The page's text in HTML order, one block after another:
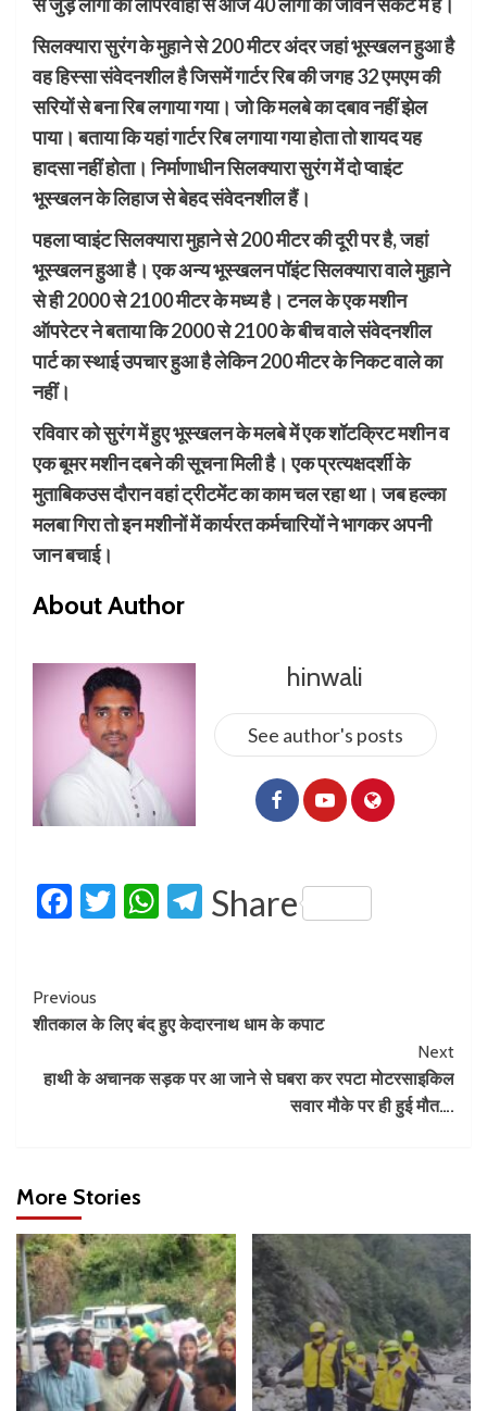
सिलक्यारा सुरंग के मुहाने से 200 मीटर अंदर जहां भूस्खलन हुआ है
वह हिस्सा संवेदनशील है जिसमें गार्टर रिब की जगह 32 एमएम की
सरियों से बना रिब लगाया गया। जो कि मलबे का दबाव नहीं झेल
पाया। बताया कि यहां गार्टर रिब लगाया गया होता तो शायद यह
हादसा नहीं होता। निर्माणाधीन सिलक्यारा सुरंग में दो प्वाइंट
भूस्खलन के लिहाज से बेहद संवेदनशील हैं।
पहला प्वाइंट सिलक्यारा मुहाने से 200 मीटर की दूरी पर है, जहां
भूस्खलन हुआ है। एक अन्य भूस्खलन पॉइंट सिलक्यारा वाले मुहाने
से ही 2000 से 2100 मीटर के मध्य है। टनल के एक मशीन
ऑपरेटर ने बताया कि 2000 से 2100 के बीच वाले संवेदनशील
पार्ट का स्थाई उपचार हुआ है लेकिन 200 मीटर के निकट वाले का
नहीं।
रविवार को सुरंग में हुए भूस्खलन के मलबे में एक शॉटक्रिट मशीन व
एक बूमर मशीन दबने की सूचना मिली है। एक प्रत्यक्षदर्शी के
मुताबिकउस दौरान वहां ट्रीटमेंट का काम चल रहा था। जब हल्का
मलबा गिरा तो इन मशीनों में कार्यरत कर्मचारियों ने भागकर अपनी
जान बचाई।
About Author
hinwali
See author's posts
Facebook
Twitter
WhatsApp
Telegram
Share
Previous
शीतकाल के लिए बंद हुए केदारनाथ धाम के कपाट
Next
हाथी के अचानक सड़क पर आ जाने से घबरा कर रपटा मोटरसाइकिल
सवार मौके पर ही हुई मौत….
More Stories